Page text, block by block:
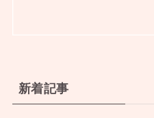
新着記事